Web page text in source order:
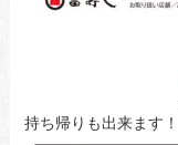
こちらも期
持ち帰りも出来ます！